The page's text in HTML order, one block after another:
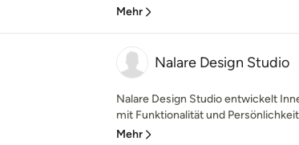
Mehr
Nalare Design Studio
Nalare Design Studio entwickelt
mit Funktionalität und
Mehr